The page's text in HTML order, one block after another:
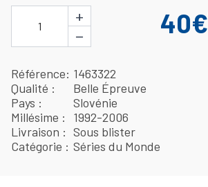
1
+
−
40€
Référence 1463322
Qualité
Belle Épreuve
Pays
Slovénie
Millésime
1992-2006
Livraison
Sous blister
Catégorie
Séries du Monde